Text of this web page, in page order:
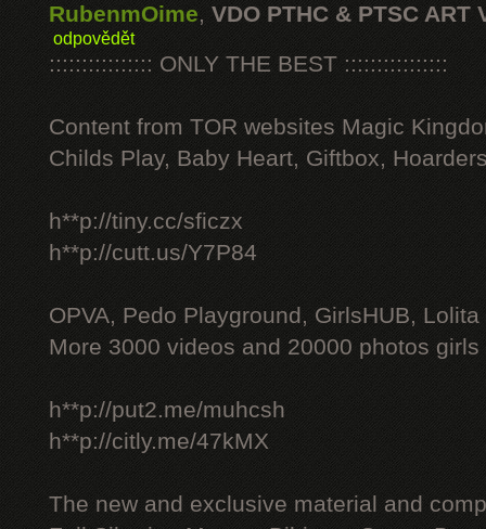
RubenmOime, VDO PTHC & PTSC ART
odpovědět
:::::::::::::::: ONLY THE BEST ::::::::::::::::
Content from TOR websites Magic
Childs Play, Baby Heart, Giftbox,
h**p://tiny.cc/sficzx
h**p://cutt.us/Y7P84
OPVA, Pedo Playground, GirlsHUB, Lolita
More 3000 videos and 20000 photos
h**p://put2.me/muhcsh
h**p://citly.me/47kMX
The new and exclusive material and